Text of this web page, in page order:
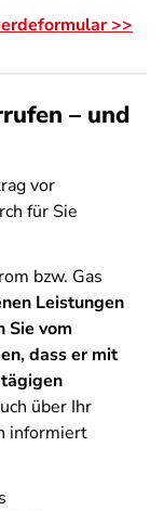
>>
– und
vor
für Sie
bzw. Gas
Leistungen
Sie vom
dass er mit
über Ihr
informiert